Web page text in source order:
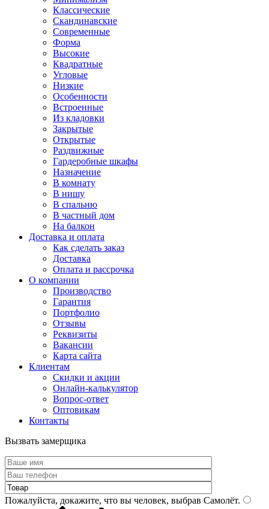
Классические
Скандинавские
Современные
Форма
Высокие
Квадратные
Угловые
Низкие
Особенности
Встроенные
Из кладовки
Закрытые
Открытые
Раздвижные
Гардеробные шкафы
Назначение
В комнату
В нишу
В спальню
В частный дом
На балкон
Доставка и оплата
Как сделать заказ
Доставка
Оплата и рассрочка
О компании
Производство
Гарантия
Портфолио
Отзывы
Реквизиты
Вакансии
Карта сайта
Клиентам
Скидки и акции
Онлайн-калькулятор
Вопрос-ответ
Оптовикам
Контакты
Вызвать замерщика
Пожалуйста, докажите, что вы человек, выбрав Самолёт.